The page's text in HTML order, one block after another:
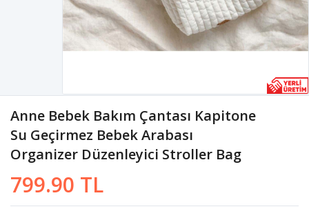
Anne Bebek Bakım Çantası Kapitone
Su Geçirmez Bebek Arabası
Organizer Düzenleyici Stroller Bag
799.90 TL